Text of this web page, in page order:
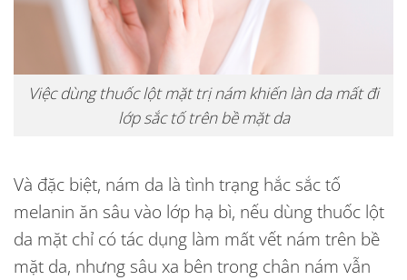
Việc dùng thuốc lột mặt trị nám khiến làn da mất đi
lớp sắc tố trên bề mặt da
Và đặc biệt, nám da là tình trạng hắc sắc tố
melanin ăn sâu vào lớp hạ bì, nếu dùng thuốc lột
da mặt chỉ có tác dụng làm mất vết nám trên bề
mặt da, nhưng sâu xa bên trong chân nám vẫn